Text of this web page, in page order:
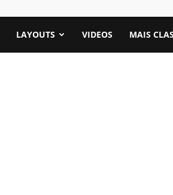
LAYOUTS VIDEOS MAIS